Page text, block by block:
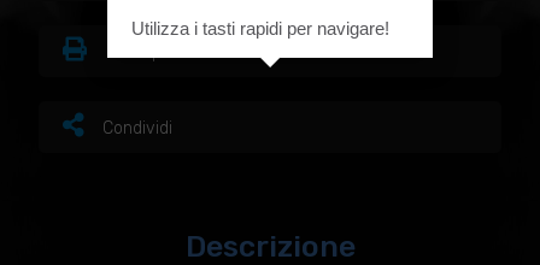
Condividi
Descrizione
Utilizza i tasti rapidi per navigare!